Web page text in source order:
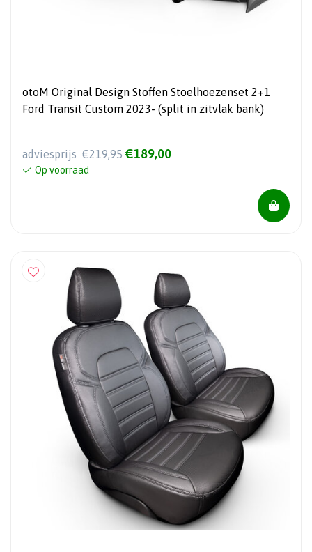
otoM Original Design Stoffen Stoelhoezenset 2+1
Ford Transit Custom 2023- (split in zitvlak bank)
adviesprijs €219,95 €189,00
Op voorraad